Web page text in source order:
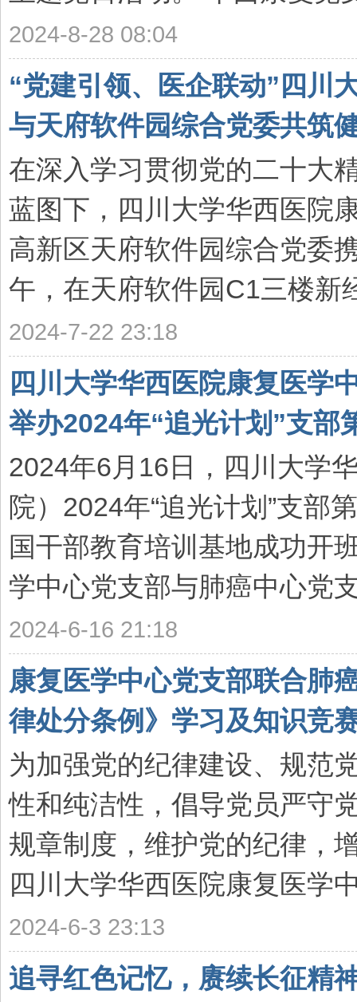
2024-8-28 08:04
“党建引领、医企联动”四川
与天府软件园综合党委共筑
在深入学习贯彻党的二十大
蓝图下，四川大学华西医院
高新区天府软件园综合党委
午，在天府软件园C1三楼新
2024-7-22 23:18
四川大学华西医院康复医学
举办2024年“追光计划”支部
2024年6月16日，四川大学
院）2024年“追光计划”支部
国干部教育培训基地成功开
学中心党支部与肺癌中心党
2024-6-16 21:18
康复医学中心党支部联合肺
律处分条例》学习及知识竞
为加强党的纪律建设、规范
性和纯洁性，倡导党员严守
规章制度，维护党的纪律，
四川大学华西医院康复医学
2024-6-3 23:13
追寻红色记忆，赓续长征